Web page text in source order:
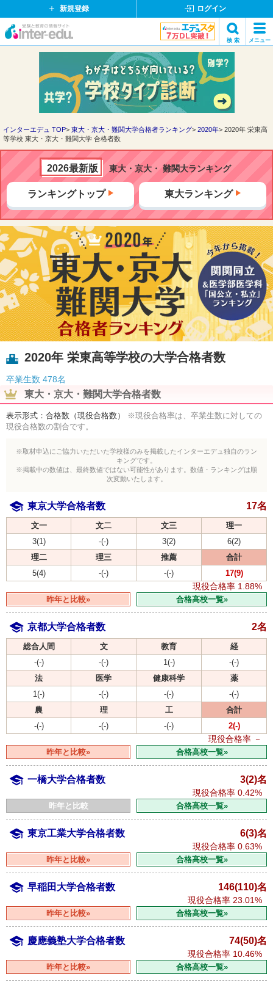
新規登録 ログイン
イ
ド
ッ
ト
検 索 メニュー
検索
インターエデュ TOP 東大・京大・難関大学合格者ランキング 2020年
2020年 栄東高
等学校 東大・京大・難関大学 合格者数
2026最新版 東大・京大・ 難関大ランキング
ランキングトップ 東大ランキング
2020年 栄東高等学校の大学合格者数
卒業生数 478名
東大・京大・難関大学合格者数
表示形式：合格数（現役合格数）
※現役合格率は、卒業生数に対しての
現役合格数の割合です。
※取材申込にご協力いただいた学校様のみを掲載したインターエデュ独自のラン
キングです。
※掲載中の数値は、最終数値ではない可能性があります。数値・ランキングは順
次変動いたします。
東京大学合格者数 17名
文一 文二 文三
理一
3(1)
-(-) 3(2)
6(2)
理二
理三 推薦
合計
5(4)
-(-) -(-) 17(9)
現役合格率 1.88%
昨年と比較» 合格高校一覧»
京都大学合格者数 2名
総合人間 文 教育
経
-(-)
-(-) 1(-)
-(-)
法
医学 健康科学
薬
1(-)
-(-) -(-)
-(-)
農
理 工
合計
-(-)
-(-) -(-) 2(-)
現役合格率 －
昨年と比較» 合格高校一覧»
一橋大学合格者数 3(2)名
現役合格率 0.42%
昨年と比較 合格高校一覧»
東京工業大学合格者数 6(3)名
現役合格率 0.63%
昨年と比較» 合格高校一覧»
早稲田大学合格者数 146(110)名
現役合格率 23.01%
昨年と比較» 合格高校一覧»
慶應義塾大学合格者数 74(50)名
現役合格率 10.46%
昨年と比較» 合格高校一覧»